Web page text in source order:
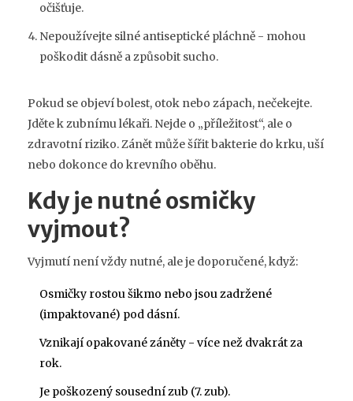
očišťuje.
Nepoužívejte silné antiseptické pláchně - mohou
poškodit dásně a způsobit sucho.
Pokud se objeví bolest, otok nebo zápach, nečekejte.
Jděte k zubnímu lékaři. Nejde o „příležitost“, ale o
zdravotní riziko. Zánět může šířit bakterie do krku, uší
nebo dokonce do krevního oběhu.
Kdy je nutné osmičky
vyjmout?
Vyjmutí není vždy nutné, ale je doporučené, když:
Osmičky rostou šikmo nebo jsou zadržené
(impaktované) pod dásní.
Vznikají opakované záněty - více než dvakrát za
rok.
Je poškozený sousední zub (7. zub).